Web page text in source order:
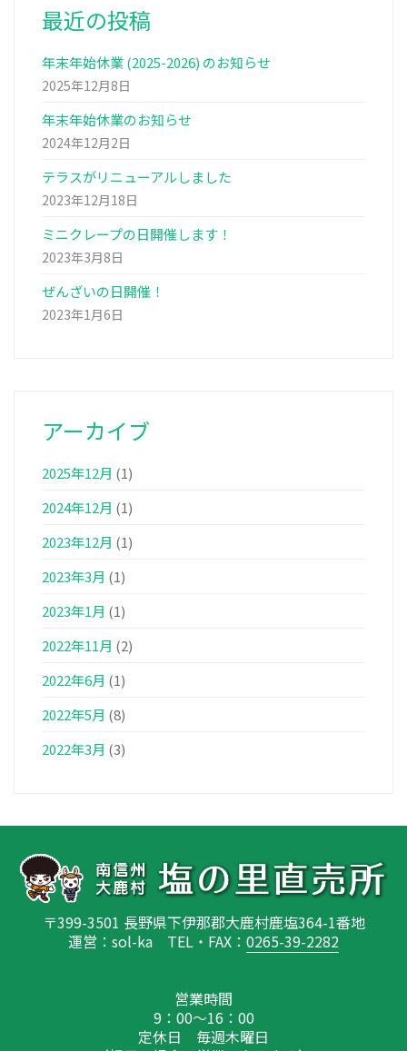
最近の投稿
年末年始休業 (2025-2026) のお知らせ
2025年12月8日
年末年始休業のお知らせ
2024年12月2日
テラスがリニューアルしました
2023年12月18日
ミニクレープの日開催します！
2023年3月8日
ぜんざいの日開催！
2023年1月6日
アーカイブ
2025年12月 (1)
2024年12月 (1)
2023年12月 (1)
2023年3月 (1)
2023年1月 (1)
2022年11月 (2)
2022年6月 (1)
2022年5月 (8)
2022年3月 (3)
〒399-3501 長野県下伊那郡大鹿村鹿塩364-1番地
運営：sol-ka TEL・FAX： 0265-39-2282
営業時間
9：00～16：00
定休日 毎週木曜日